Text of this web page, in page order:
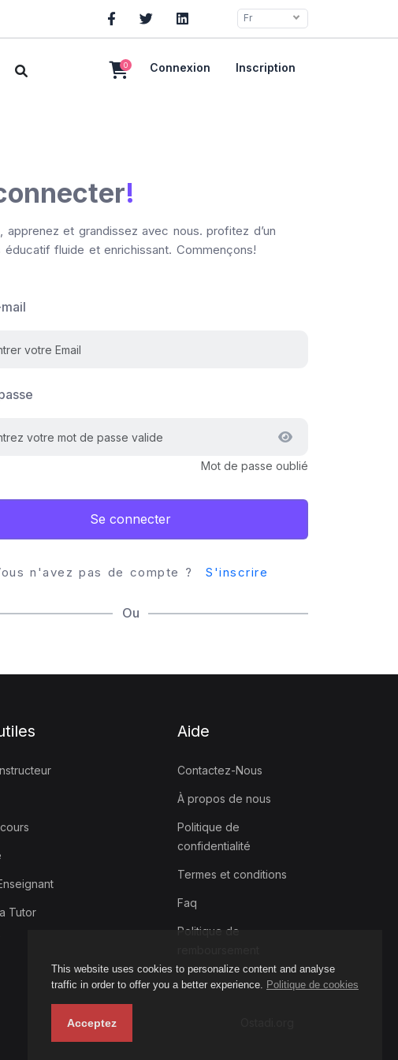
Fr
0 Connexion Inscription
This website uses cookies to personalize content and analyse
traffic in order to offer you a better experience. Politique de cookies
Acceptez
!
apprenez et grandissez avec nous. profitez d’un
éducatif fluide et enrichissant. Commençons!
Mot de passe oublié
Se connecter
n'avez pas de compte ? S'inscrire
Ou
Tutor
Aide
Contactez-Nous
À propos de nous
Politique de
confidentialité
Termes et conditions
Faq
Politique de